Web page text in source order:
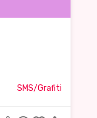
SMS/Grafiti